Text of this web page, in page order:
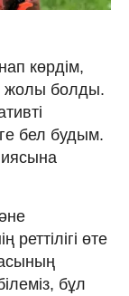
көрдім,
жолы болды.
бел будым.
өте
бұл